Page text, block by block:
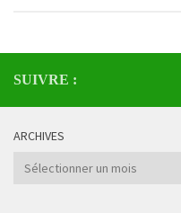
SUIVRE :
ARCHIVES
Archives